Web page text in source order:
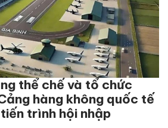
thể chế và tổ chức
hàng không quốc tế
trình hội nhập